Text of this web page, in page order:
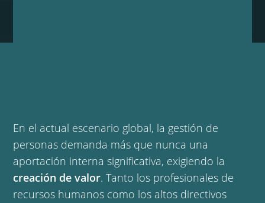
En el actual escenario global, la gestión de
personas demanda más que nunca una
aportación interna significativa, exigiendo la
creación de valor. Tanto los profesionales de
recursos humanos como los altos directivos